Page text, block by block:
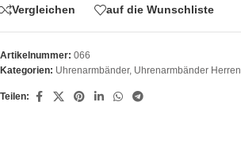
Vergleichen auf die Wunschliste
Artikelnummer: 066
Kategorien: Uhrenarmbänder, Uhrenarmbänder Herren
Teilen: